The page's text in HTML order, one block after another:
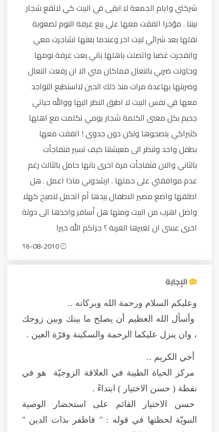
شركتي وايام الجمعة لا ابقى في البيت كي لاتقع شجار
بيننا . مؤخرا اتفقت معها على بيع غرفة النوم لصعوبة
نقلها بعد شرائي لبيت اخر وعندما بعتها تشاجرت معي
وانفجرت غضبا واتصلت باهلها باني بعت غرفة نومها
وحاولت ضربي بالنعال فماكان مني الا ان رفعت النعال
وضربتها بهاعدة مرات منذ ذلك الحين لااستطيع التواجد
معها في نفس البيت لا اطيق النظر اليها ووالله حياتي
جحيم بكل معنى الكلمة شجار يومي تكلمت مع اهلها
كثيراكي ينصحوها ولكن دون جدوى ! اتفقت معها
بطفل واحد وننظر الى معيشتنا كيف تسير فتفاجأت
بالثاني والان فتفاجأت مرة اخرى بانها حامل بالثالث رغم
عدم موافقتي على حملها . ارشدوني ماذا اعمل . هل
اطلقها واضع مصير الاطفال بيدها أم اتحمل لاصبح كهلا
واضل اهرب من البيت ومنها هل أسافر واخذها الى دولة
اخرى عسى ان تغيرها الغربة ؟ جزاكم الله خيرا
الإجابة
وعليكم السلام ورحمة الله وبركاته ..
وأسأل الله العظيم أن يصلح ما بينك وبين زوجك
، وان ينزل عليكما الرحمة والسكينة وقرّة العين .
أخي الكريم ..
مركز الحياة الطيبة في العلاقة الزوجيّة هو في
نقطة ( حسن الاختيار ) ابتداءً .
حسن الاختيار القائم على استحضار الوصية
النبويّة لحظتها في قوله : " فاظفر بذات الدين "